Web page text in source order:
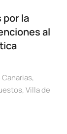
por la
al
,
, Villa de